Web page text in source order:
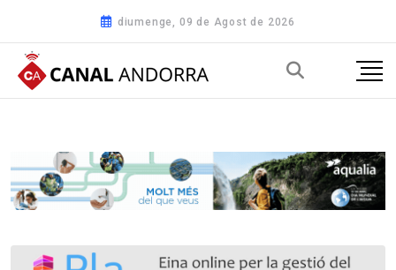
diumenge, 09 de Agost de 2026